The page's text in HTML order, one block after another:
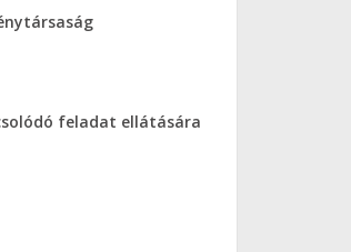
feladat ellátására